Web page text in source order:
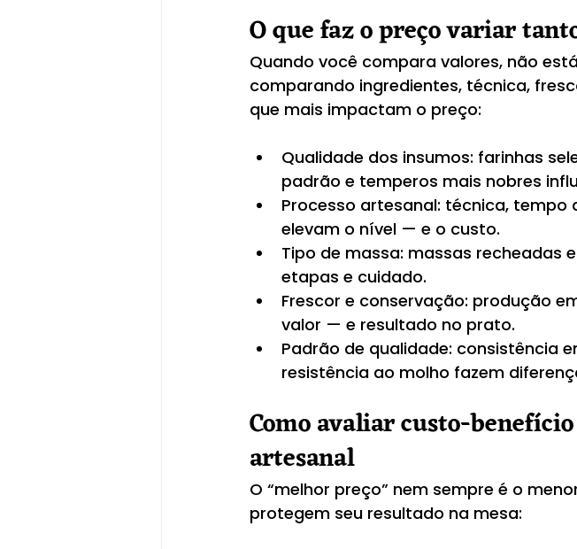
O que faz o preço variar
Quando você compara valores, não
comparando ingredientes, técnica,
que mais impactam o preço:
Qualidade dos insumos: farinhas
padrão e temperos mais nobres
Processo artesanal: técnica,
elevam o nível — e o custo.
Tipo de massa: massas recheadas
etapas e cuidado.
Frescor e conservação: produção
valor — e resultado no prato.
Padrão de qualidade: consistência
resistência ao molho fazem
Como avaliar custo-
artesanal
O “melhor preço” nem sempre é o
protegem seu resultado na mesa: